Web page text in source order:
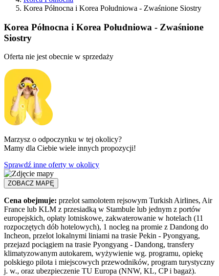
Korea Północna i Korea Południowa - Zwaśnione Siostry
Korea Północna i Korea Południowa - Zwaśnione
Siostry
Oferta nie jest obecnie w sprzedaży
Marzysz o odpoczynku w tej okolicy?
Mamy dla Ciebie wiele innych propozycji!
Sprawdź inne oferty w okolicy
ZOBACZ MAPĘ
Cena obejmuje: przelot samolotem rejsowym Turkish Airlines, Air
France lub KLM z przesiadką w Stambule lub jednym z portów
europejskich, opłaty lotniskowe, zakwaterowanie w hotelach (11
rozpoczętych dób hotelowych), 1 nocleg na promie z Dandong do
Incheon, przelot lokalnymi liniami na trasie Pekin - Pyongyang,
przejazd pociągiem na trasie Pyongyang - Dandong, transfery
klimatyzowanym autokarem, wyżywienie wg. programu, opiekę
polskiego pilota i miejscowych przewodników, program turystyczny
j. w., oraz ubezpieczenie TU Europa (NNW, KL, CP i bagaż).